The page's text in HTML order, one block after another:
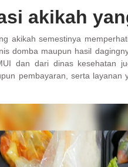
akikah
akikah semestinya
domba maupun hasil
dan dari dinas kesehatan
pembayaran, serta